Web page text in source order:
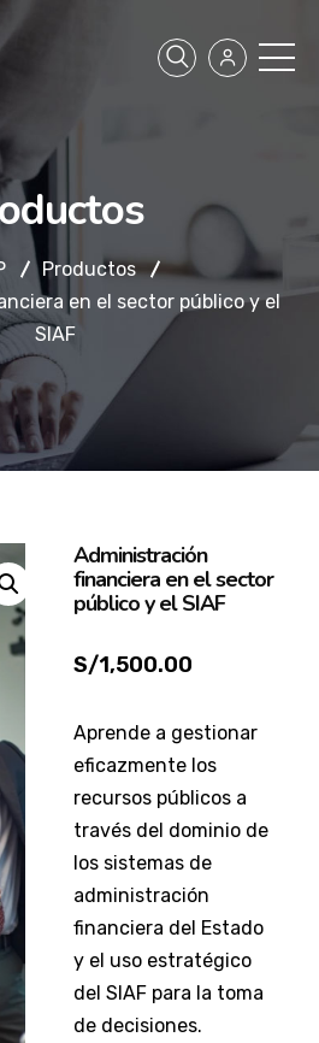
Productos
en el sector público y el
SIAF
Administración
financiera en el sector
público y el SIAF
S/1,500.00
Aprende a gestionar
eficazmente los
recursos públicos a
través del dominio de
los sistemas de
administración
financiera del Estado
y el uso estratégico
del SIAF para la toma
de decisiones.